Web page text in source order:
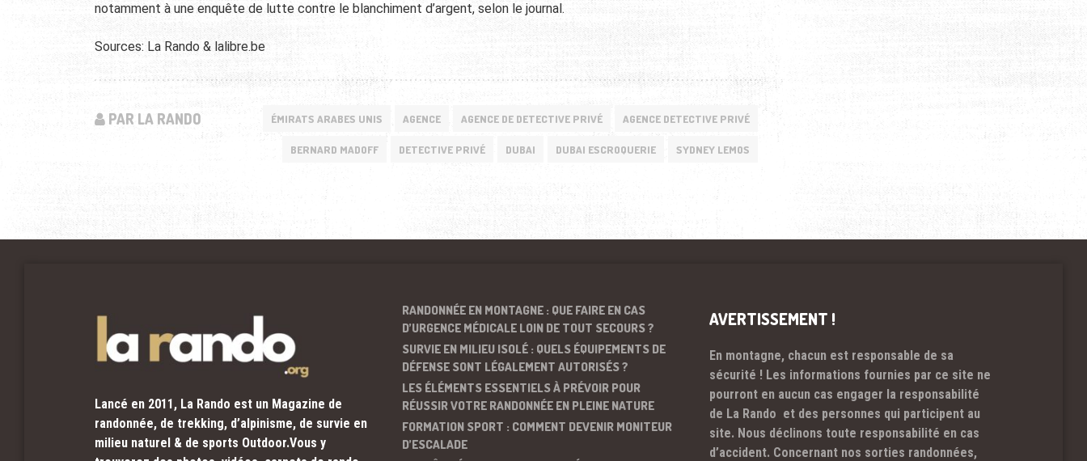
notamment à une enquête de lutte contre le blanchiment d’argent, selon le journal.
Sources: La Rando & lalibre.be
PAR LA RANDO ÉMIRATS ARABES UNIS AGENCE AGENCE DE DETECTIVE PRIVÉ AGENCE DETECTIVE PRIVÉ
BERNARD MADOFF DETECTIVE PRIVÉ DUBAI DUBAI ESCROQUERIE SYDNEY LEMOS
Lancé en 2011, La Rando est un Magazine de
randonnée, de trekking, d’alpinisme, de survie en
milieu naturel & de sports Outdoor.Vous y
RANDONNÉE EN MONTAGNE : QUE FAIRE EN CAS
D’URGENCE MÉDICALE LOIN DE TOUT SECOURS ?
SURVIE EN MILIEU ISOLÉ : QUELS ÉQUIPEMENTS DE
DÉFENSE SONT LÉGALEMENT AUTORISÉS ?
LES ÉLÉMENTS ESSENTIELS À PRÉVOIR POUR
RÉUSSIR VOTRE RANDONNÉE EN PLEINE NATURE
FORMATION SPORT : COMMENT DEVENIR MONITEUR
D’ESCALADE
AVERTISSEMENT !
En montagne, chacun est responsable de sa
sécurité ! Les informations fournies par ce site ne
pourront en aucun cas engager la responsabilité
de La Rando et des personnes qui participent au
site. Nous déclinons toute responsabilité en cas
d’accident. Concernant nos sorties randonnées,